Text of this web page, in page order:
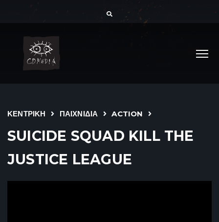
ΚΕΝΤΡΙΚΗ ΠΑΙΧΝΙΔΙΑ ACTION
SUICIDE SQUAD KILL THE
JUSTICE LEAGUE